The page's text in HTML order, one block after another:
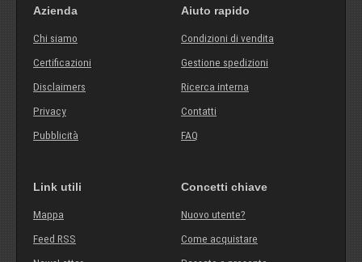
Azienda
Chi siamo
Certificazioni
Disclaimers
Privacy
Pubblicità
Aiuto rapido
Condizioni di vendita
Gestione spedizioni
Ricerca interna
Contatti
FAQ
Link utili
Mappa
Feed RSS
Concetti chiave
Nuovo utente?
Come acquistare